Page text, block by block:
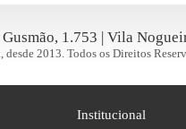
1.753 | Vila
desde 2013. Todos os Direitos
Institucional